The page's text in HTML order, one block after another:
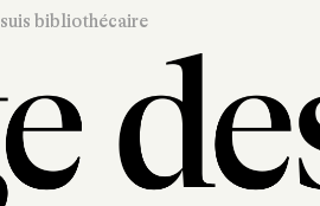
suis bibliothécaire